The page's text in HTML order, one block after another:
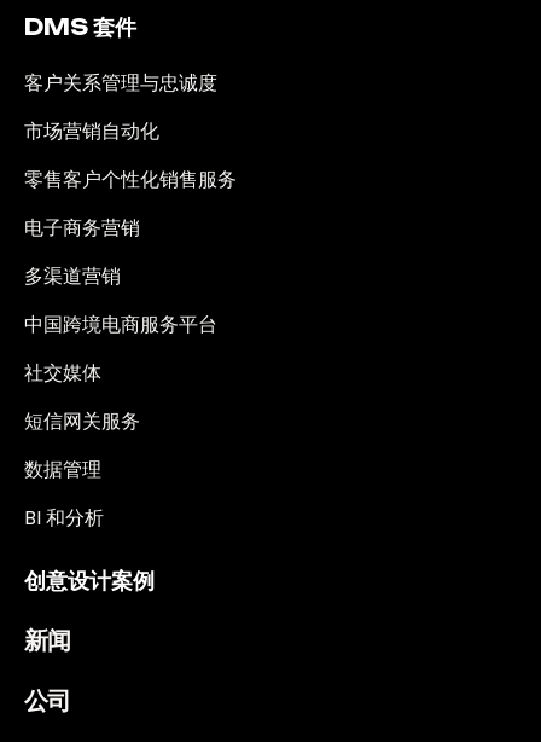
DMS 套件
客户关系管理与忠诚度
市场营销自动化
零售客户个性化销售服务
电子商务营销
多渠道营销
中国跨境电商服务平台
社交媒体
短信网关服务
数据管理
BI 和分析
创意设计案例
新闻
公司